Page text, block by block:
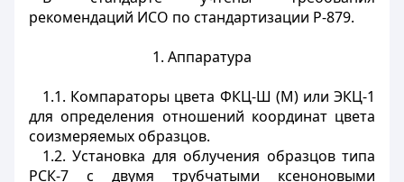
рекомендаций ИСО по стандартизации Р-879.
1. Аппаратура
1.1. Компараторы цвета ФКЦ-Ш (М) или ЭКЦ-1
для определения отношений координат цвета
соизмеряемых образцов.
1.2. Установка для облучения образцов типа
РСК-7 с двумя трубчатыми ксеноновыми